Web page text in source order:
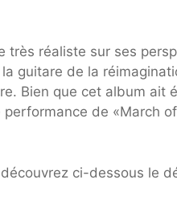
très réaliste sur ses
guitare de la
Bien que cet album ait
de «March
ci-dessous le